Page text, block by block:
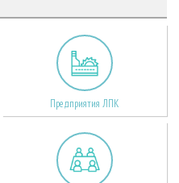
Предприятия ЛПК